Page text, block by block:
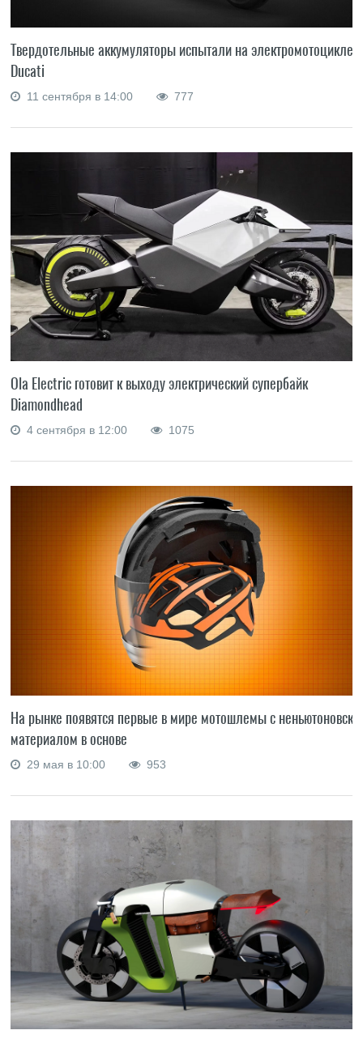
Твердотельные аккумуляторы испытали на электромотоцикле
Ducati
11 сентября в 14:00 777
Ola Electric готовит к выходу электрический супербайк
Diamondhead
4 сентября в 12:00 1075
На рынке появятся первые в мире мотошлемы с
материалом в основе
29 мая в 10:00 953